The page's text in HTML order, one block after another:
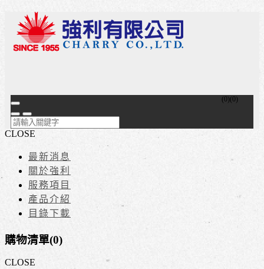
(0)(0)
CLOSE
最新消息
關於強利
服務項目
產品介紹
目錄下載
購物清單(0)
CLOSE